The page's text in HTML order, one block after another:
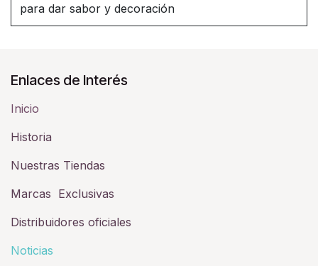
para dar sabor y decoración
Enlaces de Interés
Inicio
Historia​
Nuestras Tiendas
Marcas Exclusivas
Distribuidores oficiales
Noticias